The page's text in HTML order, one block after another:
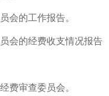
会的工作报告。
会的经费收支情况报告
费审查委员会。